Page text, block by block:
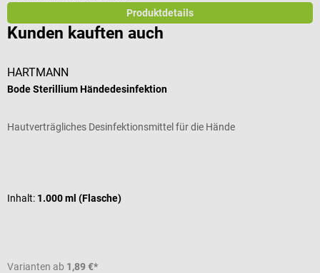
Produktdetails
Kunden kauften auch
HARTMANN
Bode Sterillium Händedesinfektion
Hautverträgliches Desinfektionsmittel für die Hände
Inhalt: 1.000 ml (Flasche)
Varianten ab 1,89 €*